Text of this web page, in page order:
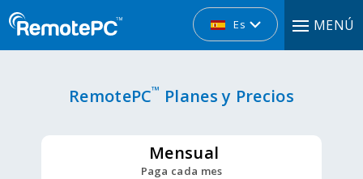
Es MENÚ
RemotePC™ Planes y Precios
Mensual
Paga cada mes